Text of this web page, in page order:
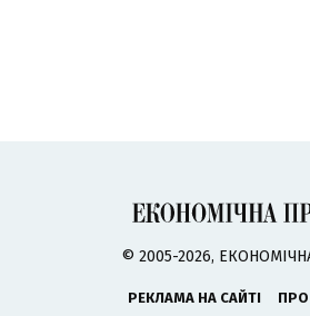
© 2005-2026,
РЕКЛАМА НА САЙТІ